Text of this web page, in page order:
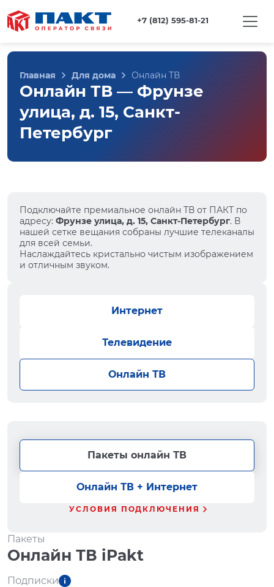
+7 (812) 595-81-21
Главная Для дома Онлайн ТВ
Онлайн ТВ — Фрунзе
улица, д. 15, Санкт-
Петербург
Подключайте премиальное онлайн ТВ от ПАКТ по
адресу: Фрунзе улица, д. 15, Санкт-Петербург. В
нашей сетке вещания собраны лучшие телеканалы
для всей семьи.
Наслаждайтесь кристально чистым изображением
и отличным звуком.
Интернет
Телевидение
Онлайн ТВ
Пакеты онлайн ТВ
Онлайн ТВ + Интернет
УСЛОВИЯ ПОДКЛЮЧЕНИЯ
Пакеты
Онлайн ТВ iPakt
Подписки